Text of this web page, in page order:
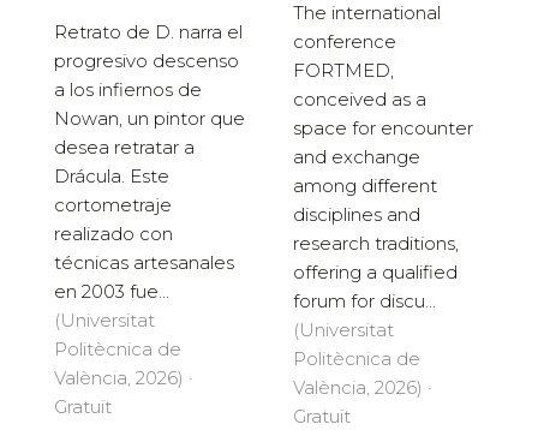
Retrato de D. narra el
progresivo descenso
a los infiernos de
Nowan, un pintor que
desea retratar a
Drácula. Este
cortometraje
realizado con
técnicas artesanales
en 2003 fue...
(Universitat
Politècnica de
València, 2026) ·
Gratuït
The international
conference
FORTMED,
conceived as a
space for encounter
and exchange
among different
disciplines and
research traditions,
offering a qualified
forum for discu...
(Universitat
Politècnica de
València, 2026) ·
Gratuït